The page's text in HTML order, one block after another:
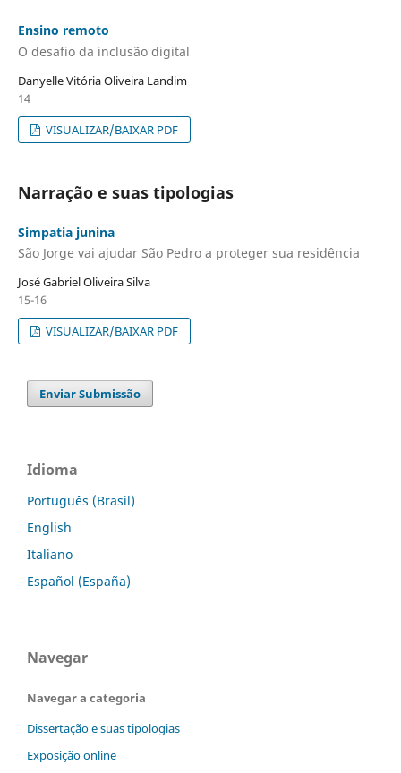
Ensino remoto
O desafio da inclusão digital
Danyelle Vitória Oliveira Landim
14
VISUALIZAR/BAIXAR PDF
Narração e suas tipologias
Simpatia junina
São Jorge vai ajudar São Pedro a proteger sua residência
José Gabriel Oliveira Silva
15-16
VISUALIZAR/BAIXAR PDF
Enviar Submissão
Idioma
Português (Brasil)
English
Italiano
Español (España)
Navegar
Navegar a categoria
Dissertação e suas tipologias
Exposição online